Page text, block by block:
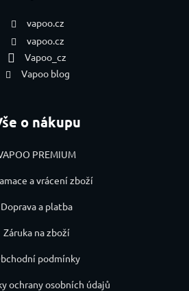
vapoo.cz
vapoo.cz
Vapoo_cz
Vapoo blog
o nákupu
PREMIUM
a vrácení zboží
Doprava a platba
Záruka na zboží
podmínky
ochrany osobních údajů